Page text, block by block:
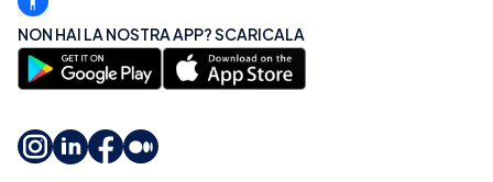
NON HAI LA NOSTRA APP? SCARICALA